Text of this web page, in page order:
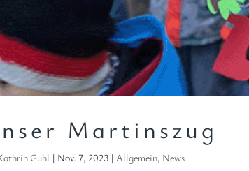
Martinszug
Guhl | Nov. 7, 2023 |Allgemein, News